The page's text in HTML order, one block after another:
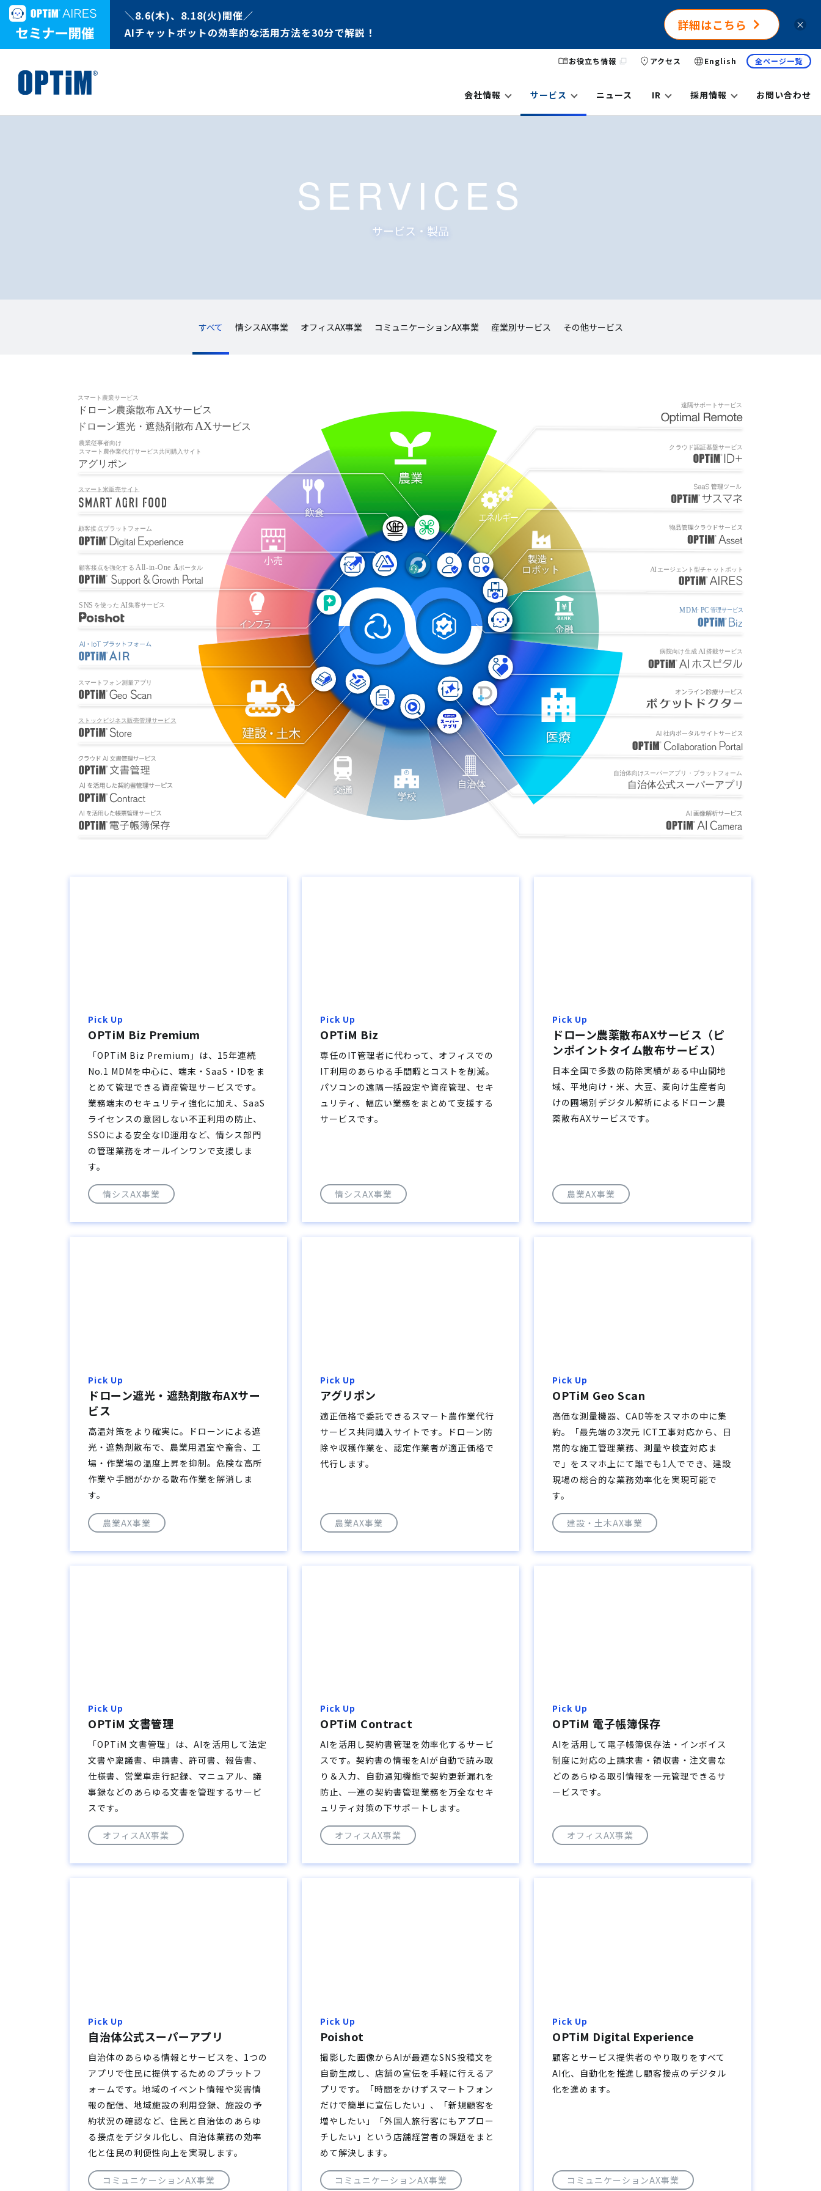
＼8.6(木)、8.18(火)開催／
AIチャットボットの効率的な活用方法を30分で解説！
詳細はこちら ×
お役立ち情報 アクセス English 全ページ一覧
会社情報 サービス ニュース IR 採用情報 お問い合わせ
SERVICES
サービス・製品
すべて 情シスAX事業 オフィスAX事業 コミュニケーションAX事業 産業別サービス その他サービス
ス マー ト米販売サイ ト
ス ト ッ ク ビジネ ス 販売管理サー ビ ス
AIエージ ェ ン ト型チ ャ ッ ト ボ ッ ト
顧客接点プラ ッ ト フ ォ ー ム
ス マー ト フ ォ ン測量アプリ
遠隔サポー トサー ビス
顧客接点を強化する All-in-One A
Iポータ ル
病院向け生成 AI搭載サー ビス
自治体向け ス ーパーアプリ ・ プラ ッ ト フ ォ ー ム
自治体公式ス ーパーアプリ
スマー ト 農業サー ビス
ド ロ ーン農薬散布AXサー ビス
ド ロ ーン遮光・ 遮熱剤散布AXサー ビス
農業従事者向け
ス マー ト 農作業代行サー ビス共同 購 入サイ ト
アグリ ポン
SNS を使 った AI集客サー ビス
MDM・PC 管理サービス
ク ラ ウ ド認証基盤サー ビス
Pick Up
OPTiM Biz Premium
「OPTiM Biz Premium」は、15年連続
No.1 MDMを中心に、端末・SaaS・IDをま
とめて管理できる資産管理サービスです。
業務端末のセキュリティ強化に加え、SaaS
ライセンスの意図しない不正利用の防止、
SSOによる安全なID運用など、情シス部門
の管理業務をオールインワンで支援しま
す。
情シスAX事業
Pick Up
OPTiM Biz
専任のIT管理者に代わって、オフィスでの
IT利用のあらゆる手間暇とコストを削減。
パソコンの遠隔一括設定や資産管理、セキ
ュリティ、幅広い業務をまとめて支援する
サービスです。
情シスAX事業
Pick Up
ドローン農薬散布AXサービス（ピ
ンポイントタイム散布サービス）
日本全国で多数の防除実績がある中山間地
域、平地向け・米、大豆、麦向け生産者向
けの圃場別デジタル解析によるドローン農
薬散布AXサービスです。
農業AX事業
Pick Up
ドローン遮光・遮熱剤散布AXサー
ビス
高温対策をより確実に。ドローンによる遮
光・遮熱剤散布で、農業用温室や畜舎、工
場・作業場の温度上昇を抑制。危険な高所
作業や手間がかかる散布作業を解消しま
す。
農業AX事業
Pick Up
アグリポン
適正価格で委託できるスマート農作業代行
サービス共同購入サイトです。ドローン防
除や収穫作業を、認定作業者が適正価格で
代行します。
農業AX事業
Pick Up
OPTiM Geo Scan
高価な測量機器、CAD等をスマホの中に集
約。「最先端の3次元 ICT工事対応から、日
常的な施工管理業務、測量や検査対応ま
で」をスマホ上にて誰でも1人ででき、建設
現場の総合的な業務効率化を実現可能で
す。
建設・土木AX事業
Pick Up
OPTiM 文書管理
「OPTiM 文書管理」は、AIを活用して法定
文書や稟議書、申請書、許可書、報告書、
仕様書、営業車走行記録、マニュアル、議
事録などのあらゆる文書を管理するサービ
スです。
オフィスAX事業
Pick Up
OPTiM Contract
AIを活用し契約書管理を効率化するサービ
スです。契約書の情報をAIが自動で読み取
り＆入力、自動通知機能で契約更新漏れを
防止、一連の契約書管理業務を万全なセキ
ュリティ対策の下サポートします。
オフィスAX事業
Pick Up
OPTiM 電子帳簿保存
AIを活用して電子帳簿保存法・インボイス
制度に対応の上請求書・領収書・注文書な
どのあらゆる取引情報を一元管理できるサ
ービスです。
オフィスAX事業
Pick Up
自治体公式スーパーアプリ
自治体のあらゆる情報とサービスを、1つの
アプリで住民に提供するためのプラットフ
ォームです。地域のイベント情報や災害情
報の配信、地域施設の利用登録、施設の予
約状況の確認など、住民と自治体のあらゆ
る接点をデジタル化し、自治体業務の効率
化と住民の利便性向上を実現します。
コミュニケーションAX事業
Pick Up
Poishot
撮影した画像からAIが最適なSNS投稿文を
自動生成し、店舗の宣伝を手軽に行えるア
プリです。「時間をかけずスマートフォン
だけで簡単に宣伝したい」、「新規顧客を
増やしたい」「外国人旅行客にもアプロー
チしたい」という店舗経営者の課題をまと
めて解決します。
コミュニケーションAX事業
Pick Up
OPTiM Digital Experience
顧客とサービス提供者のやり取りをすべて
AI化、自動化を推進し顧客接点のデジタル
化を進めます。
コミュニケーションAX事業